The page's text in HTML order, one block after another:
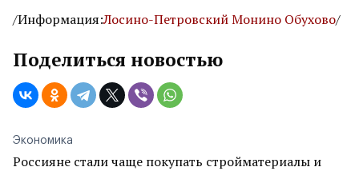
/Информация:Лосино-Петровский Монино Обухово/
Поделиться новостью
Экономика
Россияне стали чаще покупать стройматериалы и